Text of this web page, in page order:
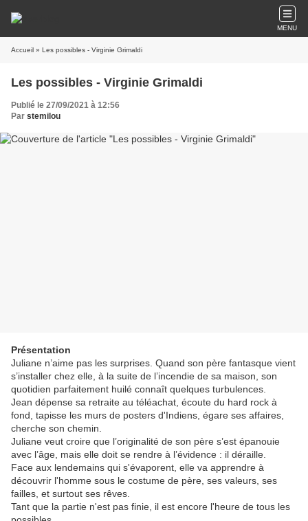
MENU
Accueil » Les possibles - Virginie Grimaldi
Les possibles - Virginie Grimaldi
Publié le 27/09/2021 à 12:56
Par stemilou
Présentation
Juliane n’aime pas les surprises. Quand son père fantasque vient
s’installer chez elle, à la suite de l’incendie de sa maison, son
quotidien parfaitement huilé connaît quelques turbulences.
Jean dépense sa retraite au téléachat, écoute du hard rock à
fond, tapisse les murs de posters d'Indiens, égare ses affaires,
cherche son chemin.
Juliane veut croire que l’originalité de son père s’est épanouie
avec l’âge, mais elle doit se rendre à l’évidence : il déraille.
Face aux lendemains qui s'évaporent, elle va apprendre à
découvrir l'homme sous le costume de père, ses valeurs, ses
failles, et surtout ses rêves.
Tant que la partie n'est pas finie, il est encore l'heure de tous les